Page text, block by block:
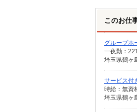
このお仕
グループホ
一夜勤：
埼玉県鶴ヶ
サービス付
時給：無資
埼玉県鶴ヶ